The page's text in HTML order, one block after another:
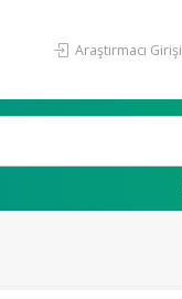
Araştırmacı Girişi